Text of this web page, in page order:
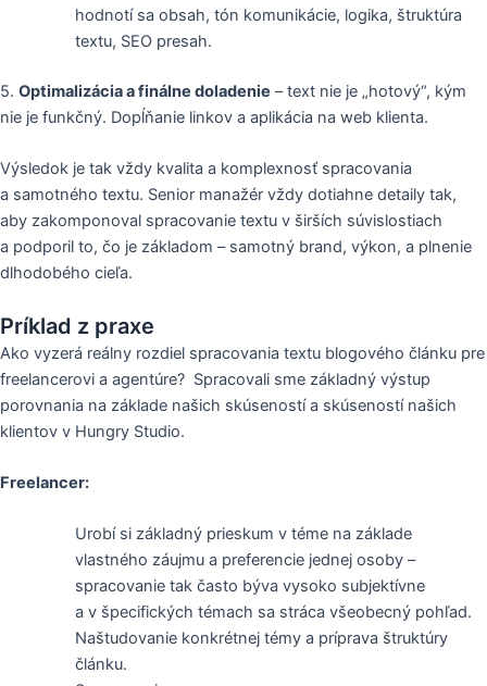
hodnotí sa obsah, tón komunikácie, logika, štruktúra
textu, SEO presah.
5. Optimalizácia a finálne doladenie – text nie je „hotový“, kým
nie je funkčný. Dopĺňanie linkov a aplikácia na web klienta.
Výsledok je tak vždy kvalita a komplexnosť spracovania
a samotného textu. Senior manažér vždy dotiahne detaily tak,
aby zakomponoval spracovanie textu v širších súvislostiach
a podporil to, čo je základom – samotný brand, výkon, a plnenie
dlhodobého cieľa.
Príklad z praxe
Ako vyzerá reálny rozdiel spracovania textu blogového článku pre
freelancerovi a agentúre? Spracovali sme základný výstup
porovnania na základe našich skúseností a skúseností našich
klientov v Hungry Studio.
Freelancer:
Urobí si základný prieskum v téme na základe
vlastného záujmu a preferencie jednej osoby –
spracovanie tak často býva vysoko subjektívne
a v špecifických témach sa stráca všeobecný pohľad.
Naštudovanie konkrétnej témy a príprava štruktúry
článku.